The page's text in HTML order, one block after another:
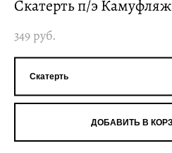
Скатерть п/э Камуфляж
349 pуб.
Скатерть
ДОБАВИТЬ В